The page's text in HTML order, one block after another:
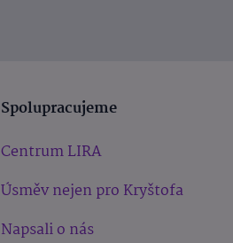
Spolupracujeme
Centrum LIRA
Úsměv nejen pro Kryštofa
Napsali o nás